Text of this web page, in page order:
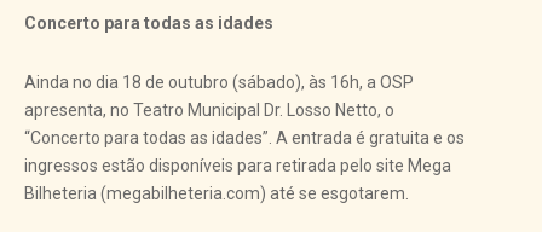
Concerto para todas as idades
Ainda no dia 18 de outubro (sábado), às 16h, a OSP
apresenta, no Teatro Municipal Dr. Losso Netto, o
“Concerto para todas as idades”. A entrada é gratuita e os
ingressos estão disponíveis para retirada pelo site Mega
Bilheteria (megabilheteria.com) até se esgotarem.